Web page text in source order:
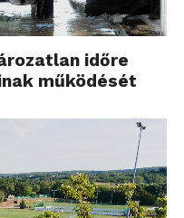
időre
működését